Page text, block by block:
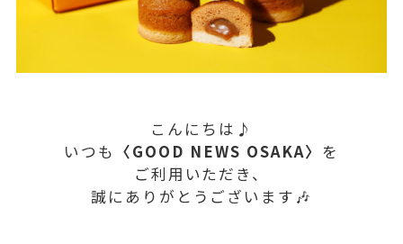
こんにちは♪
いつも 〈GOOD NEWS OSAKA〉 を
ご利用いただき、
誠にありがとうございます🎶